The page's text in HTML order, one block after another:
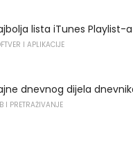
lista iTunes Playlist-
I APLIKACIJE
dnevnog dijela
I PRETRAŽIVANJE